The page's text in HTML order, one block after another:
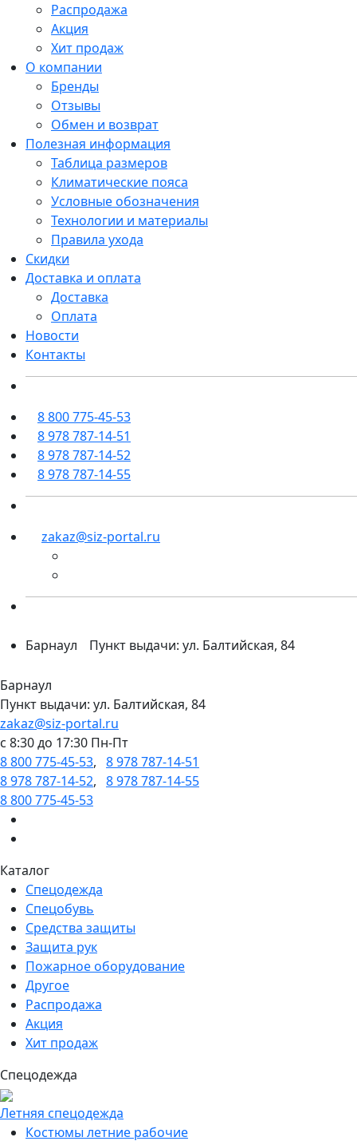
Распродажа
Акция
Хит продаж
О компании
Бренды
Отзывы
Обмен и возврат
Полезная информация
Таблица размеров
Климатические пояса
Условные обозначения
Технологии и материалы
Правила ухода
Скидки
Доставка и оплата
Доставка
Оплата
Новости
Контакты
8 800 775-45-53
8 978 787-14-51
8 978 787-14-52
8 978 787-14-55
zakaz@siz-portal.ru
Барнаул Пункт выдачи: ул. Балтийская, 84
Барнаул
Пункт выдачи: ул. Балтийская, 84
zakaz@siz-portal.ru
c 8:30 до 17:30 Пн-Пт
8 800 775-45-53, 8 978 787-14-51
8 978 787-14-52, 8 978 787-14-55
8 800 775-45-53
Каталог
Спецодежда
Спецобувь
Средства защиты
Защита рук
Пожарное оборудование
Другое
Распродажа
Акция
Хит продаж
Спецодежда
Летняя спецодежда
Костюмы летние рабочие